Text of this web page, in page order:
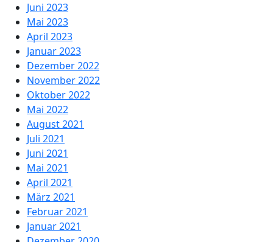
Juni 2023
Mai 2023
April 2023
Januar 2023
Dezember 2022
November 2022
Oktober 2022
Mai 2022
August 2021
Juli 2021
Juni 2021
Mai 2021
April 2021
März 2021
Februar 2021
Januar 2021